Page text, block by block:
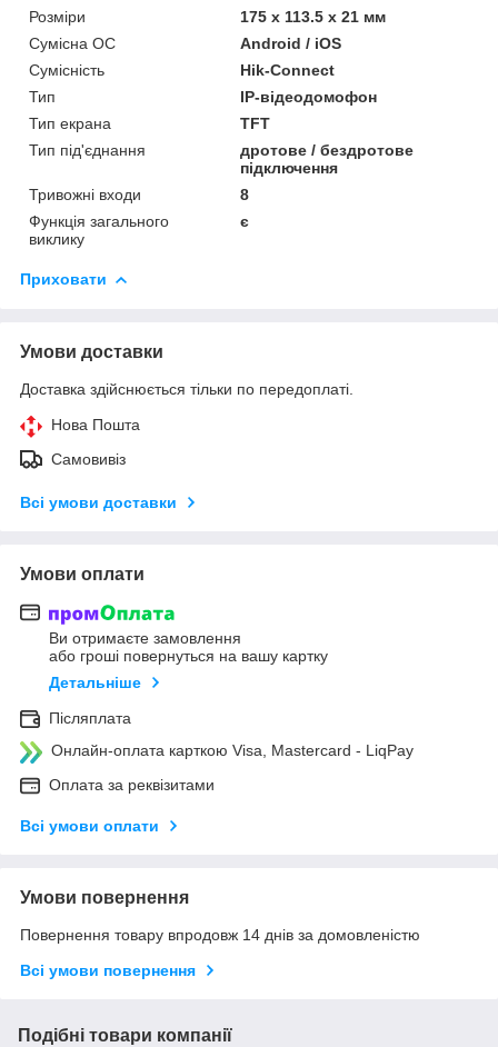
Розміри
175 х 113.5 х 21 мм
Сумісна ОС
Android / iOS
Сумісність
Hik-Connect
Тип
IP-відеодомофон
Тип екрана
TFT
Тип під'єднання
дротове / бездротове
підключення
Тривожні входи
8
Функція загального
виклику
є
Приховати
Умови доставки
Доставка здійснюється тільки по передоплаті.
Нова Пошта
Самовивіз
Всі умови доставки
Умови оплати
Ви отримаєте замовлення
або гроші повернуться на вашу картку
Детальніше
Післяплата
Онлайн-оплата карткою Visa, Mastercard - LiqPay
Оплата за реквізитами
Всі умови оплати
Умови повернення
Повернення товару впродовж 14 днів за домовленістю
Всі умови повернення
Подібні товари компанії